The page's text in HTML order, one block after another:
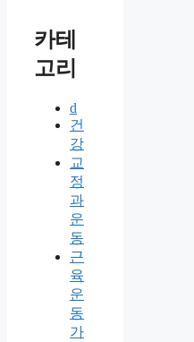
카테
고리
d
건
강
교
정
과
운
동
근
육
운
동
가